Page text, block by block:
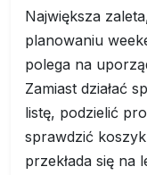
Największa
planowaniu
polega na
Zamiast działać
listę, podzielić
sprawdzić
przekłada się na